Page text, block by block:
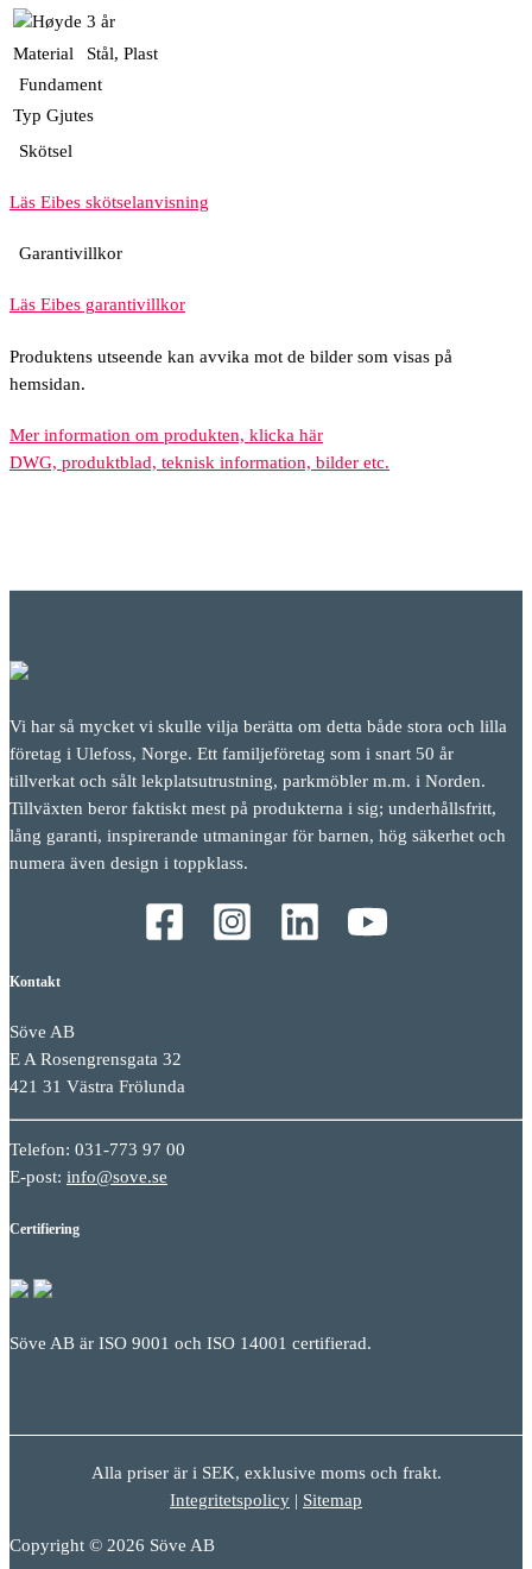
3 år
Material
Stål, Plast
Fundament
Typ Gjutes
Skötsel
Läs Eibes skötselanvisning
Garantivillkor
Läs Eibes garantivillkor
Produktens utseende kan avvika mot de bilder som visas på
hemsidan.
Mer information om produkten, klicka här
DWG, produktblad, teknisk information, bilder etc.
Vi har så mycket vi skulle vilja berätta om detta både stora och lilla
företag i Ulefoss, Norge. Ett familjeföretag som i snart 50 år
tillverkat och sålt lekplatsutrustning, parkmöbler m.m. i Norden.
Tillväxten beror faktiskt mest på produkterna i sig; underhållsfritt,
lång garanti, inspirerande utmaningar för barnen, hög säkerhet och
numera även design i toppklass.
Kontakt
Söve AB
E A Rosengrensgata 32
421 31 Västra Frölunda
Telefon: 031-773 97 00
E-post: info@sove.se
Certifiering
Söve AB är ISO 9001 och ISO 14001 certifierad.
Alla priser är i SEK, exklusive moms och frakt.
Integritetspolicy | Sitemap
Copyright © 2026 Söve AB